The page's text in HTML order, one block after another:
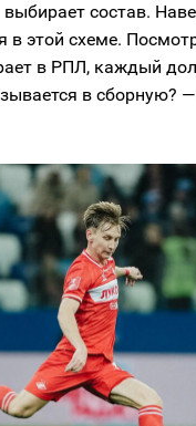
состав.
в этой схеме.
в РПЛ, каждый
в сборную?